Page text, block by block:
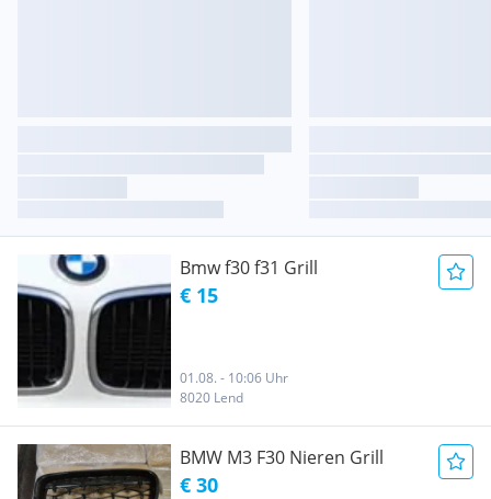
Bmw f30 f31 Grill
€ 15
01.08. - 10:06 Uhr
8020 Lend
BMW M3 F30 Nieren Grill
€ 30